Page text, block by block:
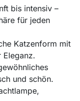
bis intensiv –
für jeden
Katzenform mit
Eleganz.
und schön.